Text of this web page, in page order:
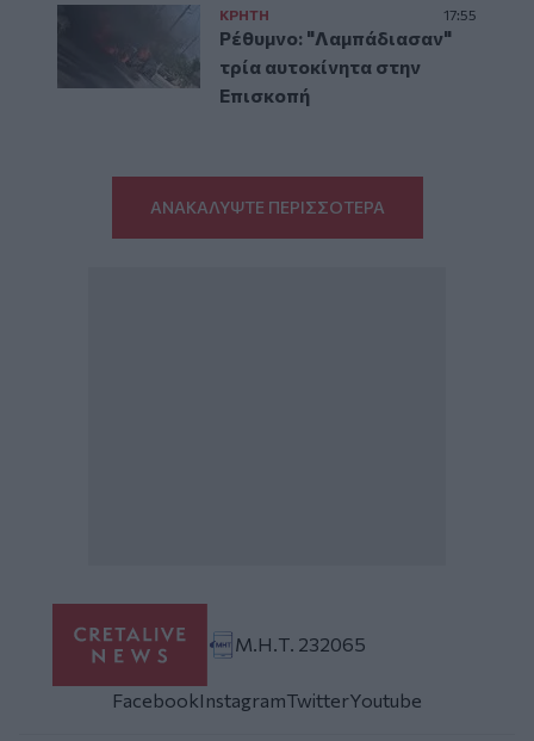
ΚΡΗΤΗ 17:55
Ρέθυμνο: "Λαμπάδιασαν"
τρία αυτοκίνητα στην
Επισκοπή
ΑΝΑΚΑΛΥΨΤΕ ΠΕΡΙΣΣΟΤΕΡΑ
Μ.Η.Τ. 232065
FacebookInstagramTwitterYoutube